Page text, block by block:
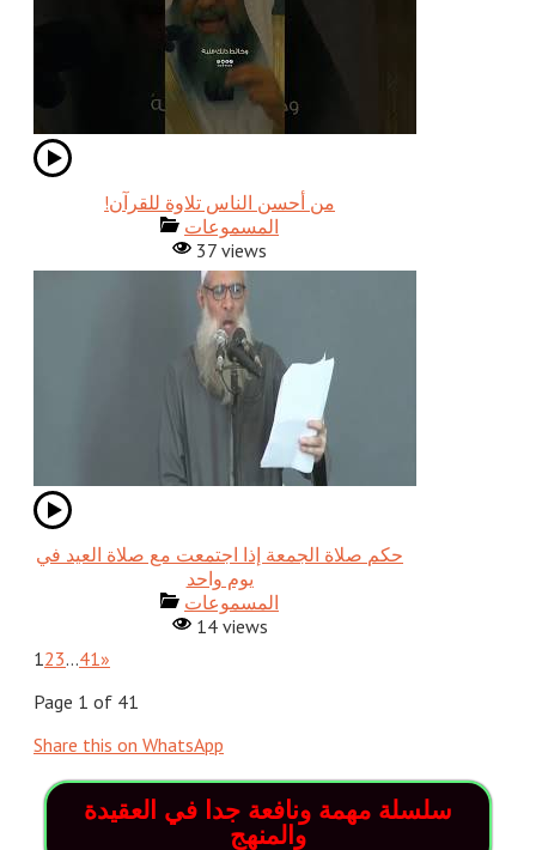
!من أحسن الناس تلاوة للقرآن
المسموعات
37 views
حكم صلاة الجمعة إذا اجتمعت مع صلاة العيد في
يوم واحد
المسموعات
14 views
123…41»
Page 1 of 41
Share this on WhatsApp
سلسلة مهمة ونافعة جدا في العقيدة
والمنهج